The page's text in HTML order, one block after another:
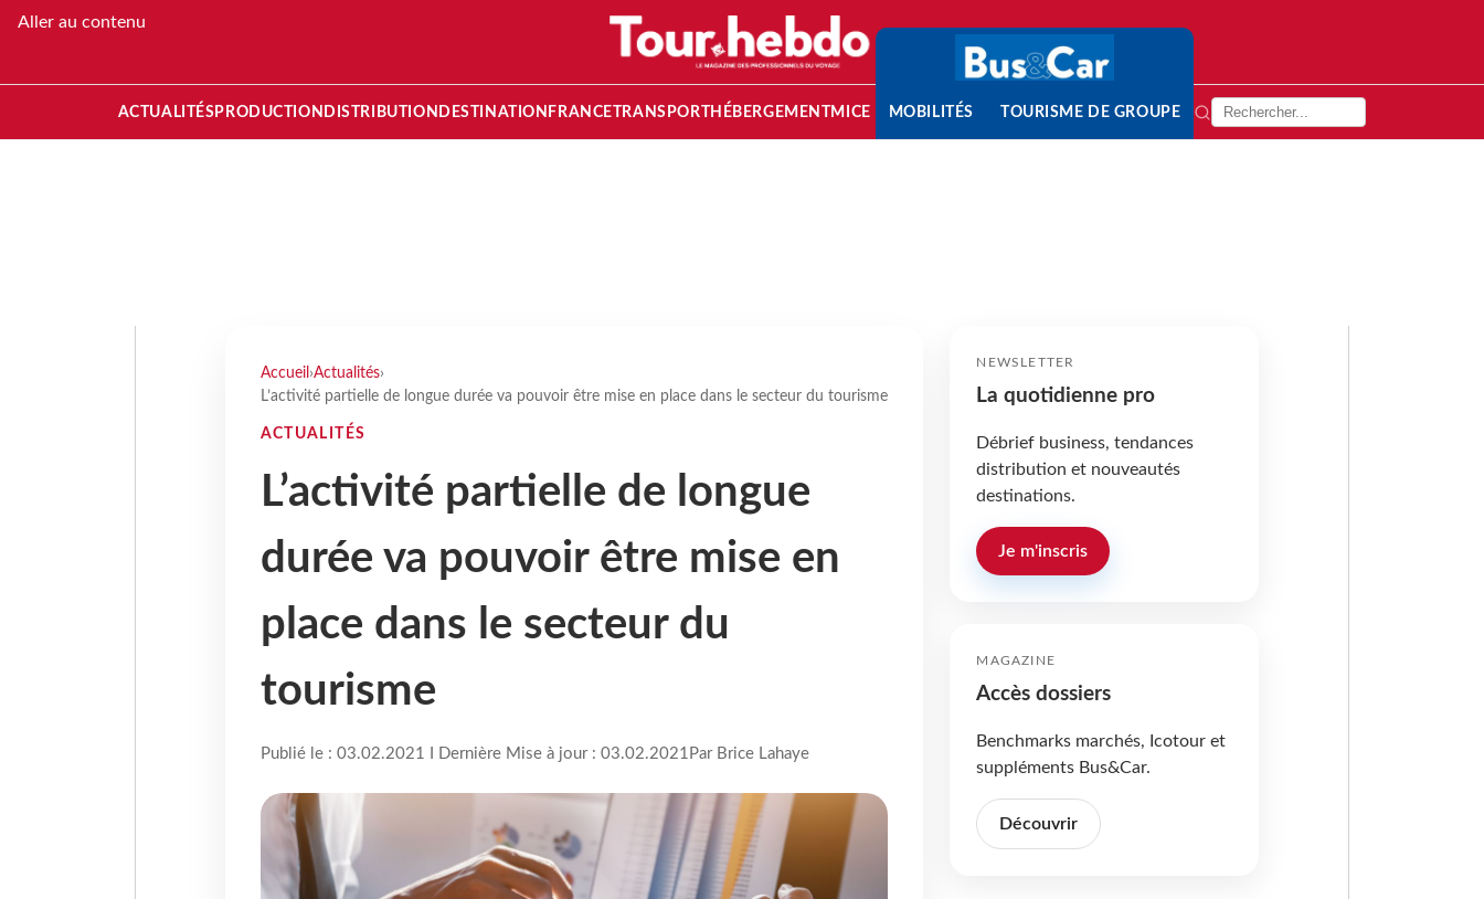
Aller au contenu
ACTUALITÉS PRODUCTION DISTRIBUTION DESTINATION FRANCETRANSPORT HÉBERGEMENTMICE MOBILITÉS TOURISME DE GROUPE
Accueil ›Actualités›
L’activité partielle de longue durée va pouvoir être mise en place dans le secteur du tourisme
ACTUALITÉS
L’activité partielle de longue
durée va pouvoir être mise en
place dans le secteur du
tourisme
Publié le : 03.02.2021 I Dernière Mise à jour : 03.02.2021 Par Brice Lahaye
NEWSLETTER
La quotidienne pro
Débrief business, tendances
distribution et nouveautés
destinations.
Je m'inscris
MAGAZINE
Accès dossiers
Benchmarks marchés, Icotour et
suppléments Bus&Car.
Découvrir